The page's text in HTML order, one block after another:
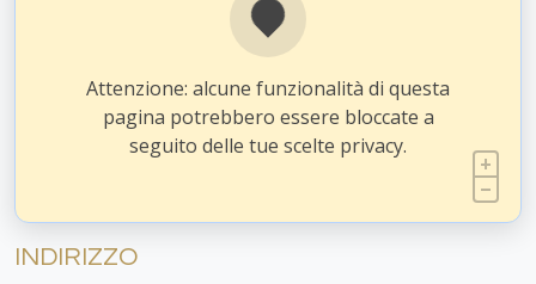
Attenzione: alcune funzionalità di questa
pagina potrebbero essere bloccate a
seguito delle tue scelte privacy.
INDIRIZZO